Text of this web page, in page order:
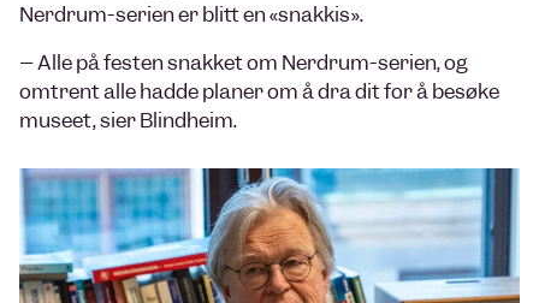
Nerdrum-serien er blitt en «snakkis».
– Alle på festen snakket om Nerdrum-serien, og
omtrent alle hadde planer om å dra dit for å besøke
museet, sier Blindheim.